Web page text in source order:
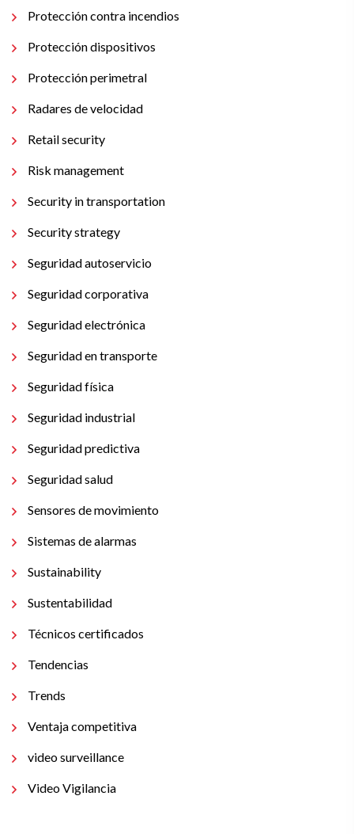
Protección contra incendios
Protección dispositivos
Protección perimetral
Radares de velocidad
Retail security
Risk management
Security in transportation
Security strategy
Seguridad autoservicio
Seguridad corporativa
Seguridad electrónica
Seguridad en transporte
Seguridad física
Seguridad industrial
Seguridad predictiva
Seguridad salud
Sensores de movimiento
Sistemas de alarmas
Sustainability
Sustentabilidad
Técnicos certificados
Tendencias
Trends
Ventaja competitiva
video surveillance
Video Vigilancia